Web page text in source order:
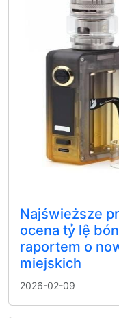
Najświeższe
ocena tỷ lệ
raportem o
miejskich
2026-02-09